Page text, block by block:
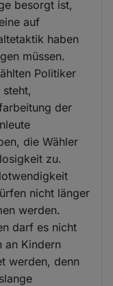
besorgt ist,
auf
haben
müssen.
Politiker
der
die Wähler
zu.
nicht länger
werden.
darf es nicht
an Kindern
werden, denn